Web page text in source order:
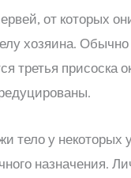
от которых
хозяина.
третья присоска
тело у некоторых
назначения.